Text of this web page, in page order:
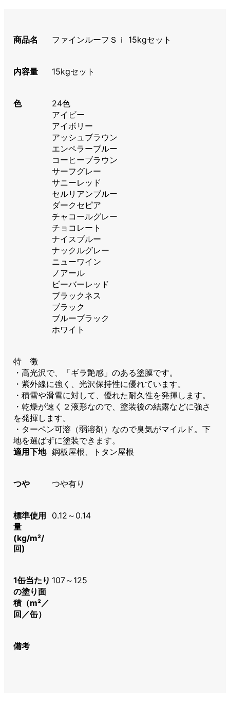
商品名 ファインルーフＳｉ 15kgセット
内容量 15kgセット
色
24色
アイビー
アイボリー
アッシュブラウン
エンペラーブルー
コーヒーブラウン
サーフグレー
サニーレッド
セルリアンブルー
ダークセピア
チャコールグレー
チョコレート
ナイスブルー
ナックルグレー
ニューワイン
ノアール
ビーバーレッド
ブラックネス
ブラック
ブルーブラック
ホワイト
特 徴
・高光沢で、「ギラ艶感」のある塗膜です。
・紫外線に強く、光沢保持性に優れています。
・積雪や滑雪に対して、優れた耐久性を発揮します。
・乾燥が速く２液形なので、塗装後の結露などに強さ
を発揮します。
・ターペン可溶（弱溶剤）なので臭気がマイルド。下
地を選ばずに塗装できます。
適用下地 鋼板屋根、トタン屋根
つや つや有り
標準使用
量
(kg/m²/
回)
0.12～0.14
1缶当たり
の塗り面
積（m²／
回／缶）
107～125
備考